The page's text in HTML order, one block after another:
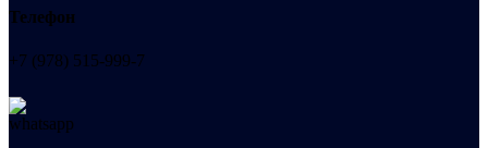
Телефон
+7 (978) 515-999-7